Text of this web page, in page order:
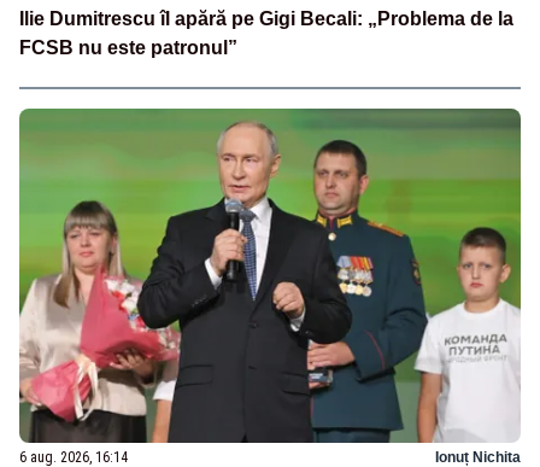
Ilie Dumitrescu îl apără pe Gigi Becali: „Problema de la
FCSB nu este patronul”
6 aug. 2026, 16:14 Ionuț Nichita